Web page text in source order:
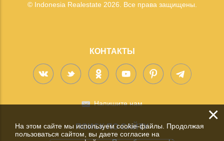
© Indonesia Realestate 2026. Все права защищены.
КОНТАКТЫ
Напишите нам
ПОИСК ПО САЙТУ
×
На этом сайте мы используем cookie-файлы. Продолжая
пользоваться сайтом, вы даете согласие на